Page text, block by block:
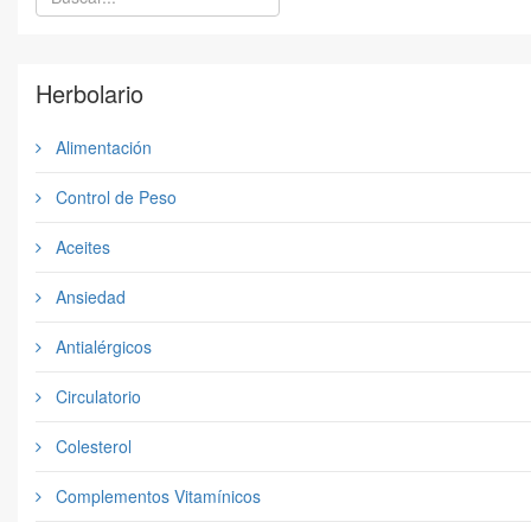
Herbolario
Alimentación
Control de Peso
Aceites
Ansiedad
Antialérgicos
Circulatorio
Colesterol
Complementos Vitamínicos